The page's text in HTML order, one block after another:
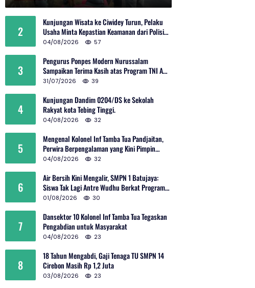
2
Kunjungan Wisata ke Ciwidey Turun, Pelaku
Usaha Minta Kepastian Keamanan dari Polisi
dan Pemprov Jabar
04/08/2026 57
3
Pengurus Ponpes Modern Nurussalam
Sampaikan Terima Kasih atas Program TNI AD
Manunggal Air
31/07/2026 39
4
Kunjungan Dandim 0204/DS ke Sekolah
Rakyat kota Tebing Tinggi.
04/08/2026 32
5
Mengenal Kolonel Inf Tamba Tua Pandjaitan,
Perwira Berpengalaman yang Kini Pimpin
Sektor 10 Citarum Harum
04/08/2026 32
6
Air Bersih Kini Mengalir, SMPN 1 Batujaya:
Siswa Tak Lagi Antre Wudhu Berkat Program
TNI AD
01/08/2026 30
7
Dansektor 10 Kolonel Inf Tamba Tua Tegaskan
Pengabdian untuk Masyarakat
04/08/2026 23
8
18 Tahun Mengabdi, Gaji Tenaga TU SMPN 14
Cirebon Masih Rp 1,2 Juta
03/08/2026 23